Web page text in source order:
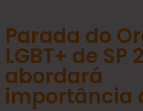
Parada do
LGBT+ de SP
abordará
importância